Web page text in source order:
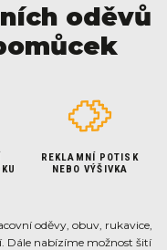
oděvů
REKLAMNÍ POTISK
NEBO VÝŠIVKA
oděvy, obuv, rukavice,
Dále nabízíme možnost šití